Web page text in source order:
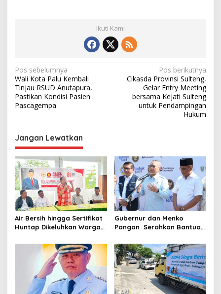
Ikuti Kami
N
a
v
i
a
s
i
p
o
s
Pos sebelumnya
Wali Kota Palu Kembali
Tinjau RSUD Anutapura,
Pastikan Kondisi Pasien
Pascagempa
Pos berikutnya
Cikasda Provinsi Sulteng,
Gelar Entry Meeting
bersama Kejati Sulteng
untuk Pendampingan
Hukum
Jangan Lewatkan
Air Bersih hingga Sertifikat
Huntap Dikeluhkan Warga
Djanggola
Gubernur dan Menko
Pangan Serahkan Bantuan